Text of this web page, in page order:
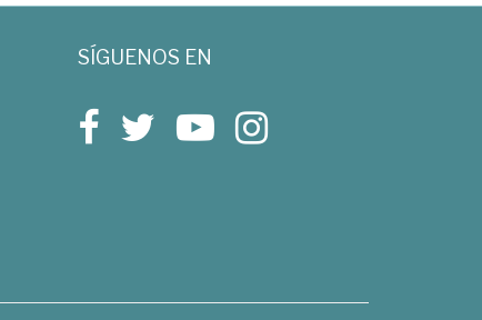
SÍGUENOS EN